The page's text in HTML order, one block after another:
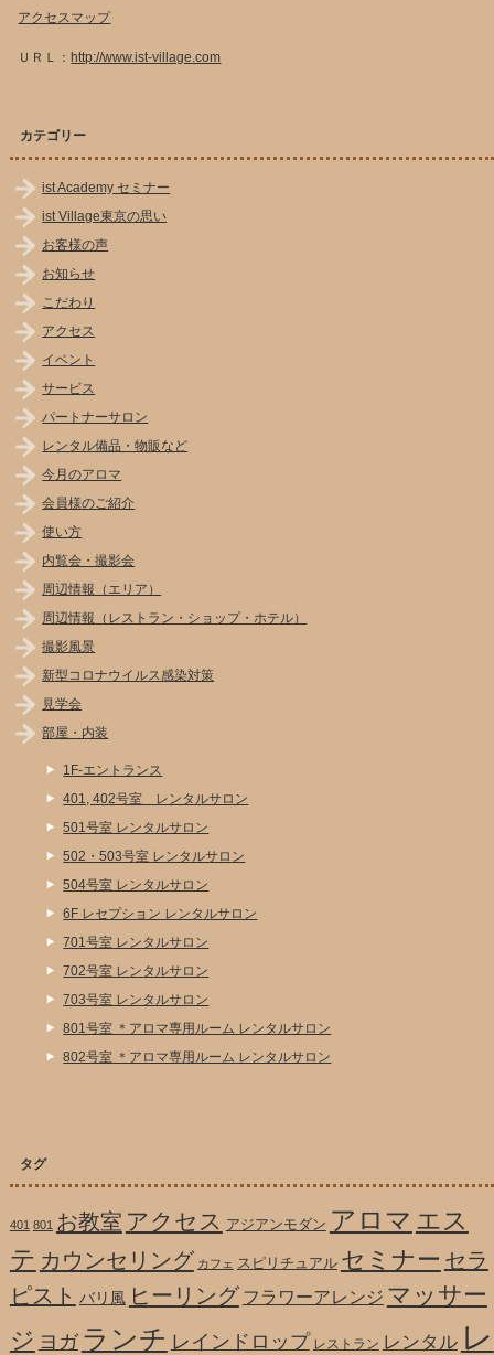
アクセスマップ
ＵＲＬ：http://www.ist-village.com
カテゴリー
ist Academy セミナー
ist Village東京の思い
お客様の声
お知らせ
こだわり
アクセス
イベント
サービス
パートナーサロン
レンタル備品・物販など
今月のアロマ
会員様のご紹介
使い方
内覧会・撮影会
周辺情報（エリア）
周辺情報（レストラン・ショップ・ホテル）
撮影風景
新型コロナウイルス感染対策
見学会
部屋・内装
1F-エントランス
401, 402号室 レンタルサロン
501号室 レンタルサロン
502・503号室 レンタルサロン
504号室 レンタルサロン
6F レセプション レンタルサロン
701号室 レンタルサロン
702号室 レンタルサロン
703号室 レンタルサロン
801号室 ＊アロマ専用ルーム レンタルサロン
802号室 ＊アロマ専用ルーム レンタルサロン
タグ
401 801 お教室 アクセス アジアンモダン アロマ エス
テ カウンセリング カフェ スピリチュアル セミナー セラ
ピスト バリ風 ヒーリング フラワーアレンジ マッサー
ジ ヨガ ランチ レインドロップ レストラン レンタル レ